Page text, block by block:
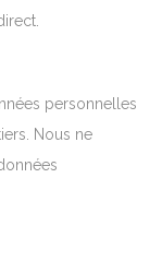
personnelles
Nous ne